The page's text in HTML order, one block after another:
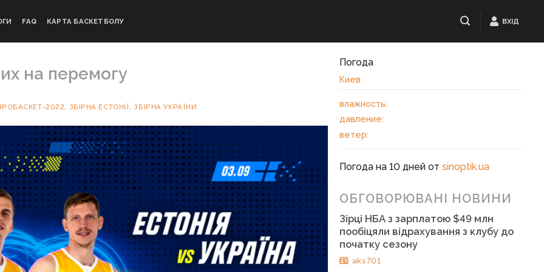
FAQ КАРТА БАСКЕТБОЛУ ВХІД
на перемогу
2022 ЗБІРНА ЕСТОНІЇ ЗБІРНА УКРАЇНИ
Погода
Киев
влажность:
давление:
ветер:
Погода на 10 дней отsinoptik.ua
ОБГОВОРЮВАНІ НОВИНИ
Зірці НБА з зарплатою $49 млн
пообіцяли відрахування з клубу до
початку сезону
aks701